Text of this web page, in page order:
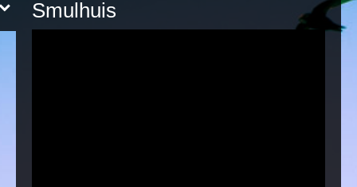
Smulhuis